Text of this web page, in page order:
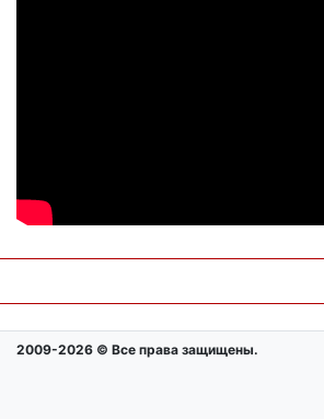
2009-2026 © Все права защищены.